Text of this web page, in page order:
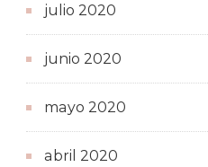
julio 2020
junio 2020
mayo 2020
abril 2020